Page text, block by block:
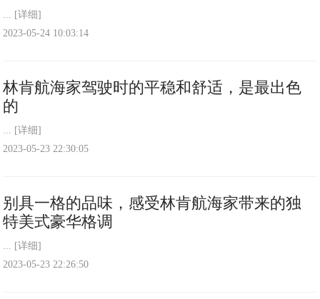
... [详细]
2023-05-24 10:03:14
林肯航海家驾驶时的平稳和舒适，是最出色
的
... [详细]
2023-05-23 22:30:05
别具一格的品味，感受林肯航海家带来的独
特美式豪华格调
... [详细]
2023-05-23 22:26:50